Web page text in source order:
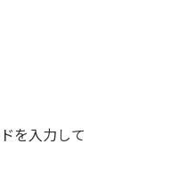
を入力して